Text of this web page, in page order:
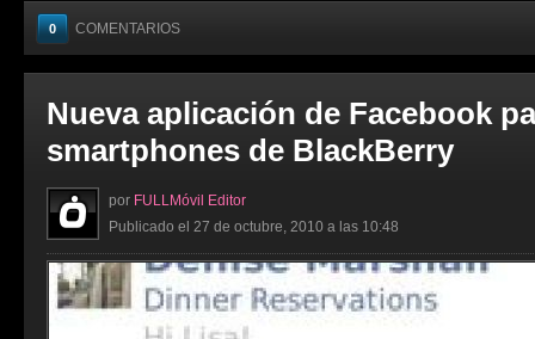
0 COMENTARIOS
Nueva aplicación de Facebook
smartphones de BlackBerry
por FULLMóvil Editor
Publicado el 27 de octubre, 2010 a las 10:48